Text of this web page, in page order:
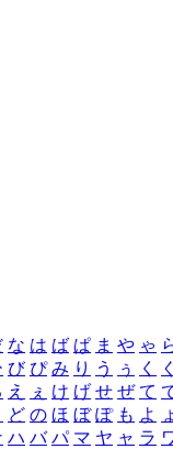
な は ば ぱ ま や ゃ
び ぴ み り う ぅ く
え ぇ け げ せ ぜ て
ど の ほ ぼ ぽ も よ ょ
ハ バ パ マ ヤ ャ ラ